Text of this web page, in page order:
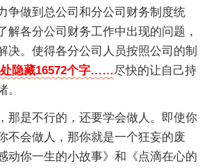
争做到总公司和分公司财务制度统
解各分公司财务工作中出现的问题，
决。使得各分公司人员按照公司的制
隐藏16572个字……尽快的让自己持
。
那是不行的，还要学会做人。即使你
不会做人，那你就是一个狂妄的废
动你一生的小故事》和《点滴在心的